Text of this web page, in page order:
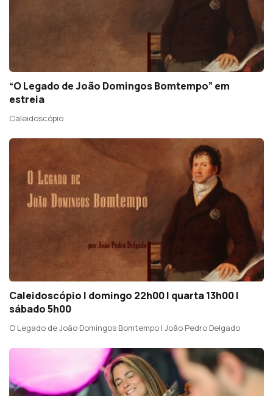
“O Legado de João Domingos Bomtempo” em
estreia
Caleidoscópio
Caleidoscópio | domingo 22h00 | quarta 13h00 |
sábado 5h00
O Legado de João Domingos Bomtempo | João Pedro Delgado